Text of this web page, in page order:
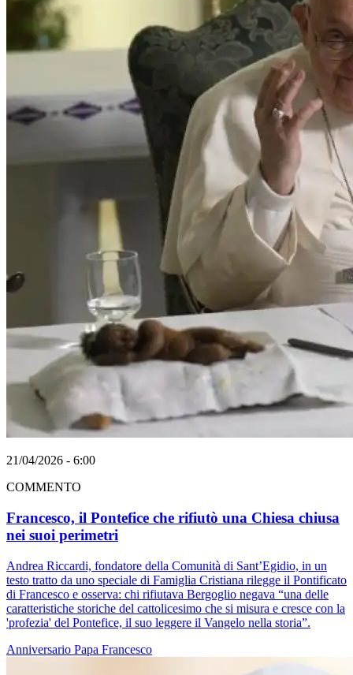
21/04/2026 - 6:00
COMMENTO
Francesco, il Pontefice che rifiutò una Chiesa chiusa
nei suoi perimetri
Andrea Riccardi, fondatore della Comunità di Sant’Egidio, in un
testo tratto da uno speciale di Famiglia Cristiana rilegge il Pontificato
di Francesco e osserva: chi rifiutava Bergoglio negava “una delle
caratteristiche storiche del cattolicesimo che si misura e cresce con la
'profezia' del Pontefice, il suo leggere il Vangelo nella storia”.
Anniversario Papa Francesco